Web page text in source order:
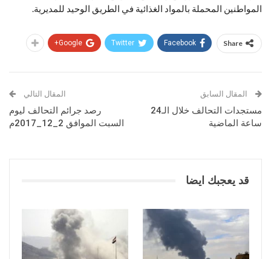
المواطنين المحملة بالمواد الغذائية في الطريق الوحيد للمديرية.
Share
Facebook
Twitter
Google+
المقال السابق
مستجدات التحالف خلال الـ24
ساعة الماضية
المقال التالي
رصد جرائم التحالف ليوم
السبت الموافق 2_12_2017م
قد يعجبك ايضا